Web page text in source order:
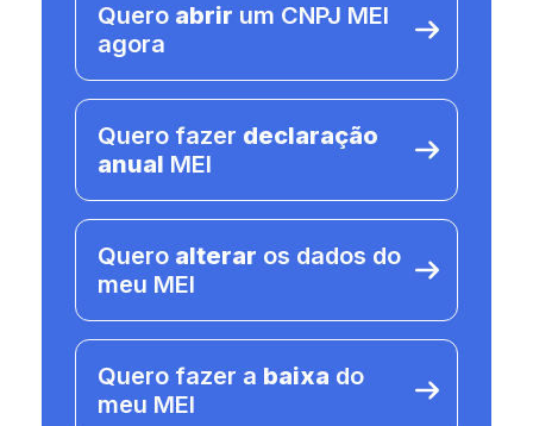
Quero abrir um CNPJ MEI
agora
Quero fazer declaração
anual MEI
Quero alterar os dados do
meu MEI
Quero fazer a baixa do
meu MEI